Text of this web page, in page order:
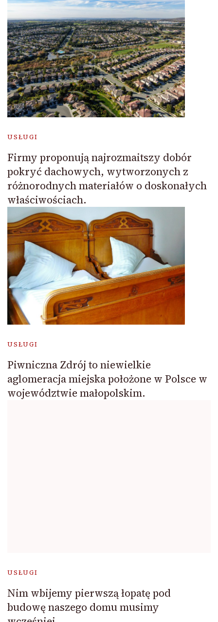
USŁUGI
Firmy proponują najrozmaitszy dobór
pokryć dachowych, wytworzonych z
różnorodnych materiałów o doskonałych
właściwościach.
USŁUGI
Piwniczna Zdrój to niewielkie
aglomeracja miejska położone w Polsce w
województwie małopolskim.
USŁUGI
Nim wbijemy pierwszą łopatę pod
budowę naszego domu musimy